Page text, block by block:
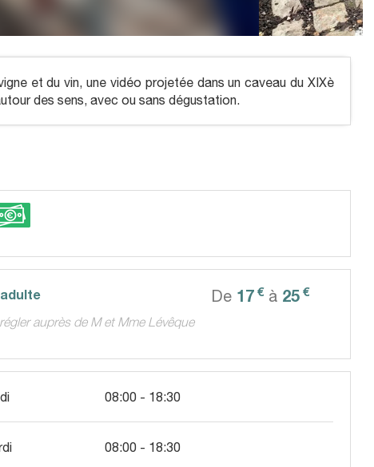
et du vin, une vidéo projetée dans un caveau du XIXè
des sens, avec ou sans dégustation.
De 17 € à 25 €
auprès de M et Mme Lévêque
08:00 - 18:30
08:00 - 18:30